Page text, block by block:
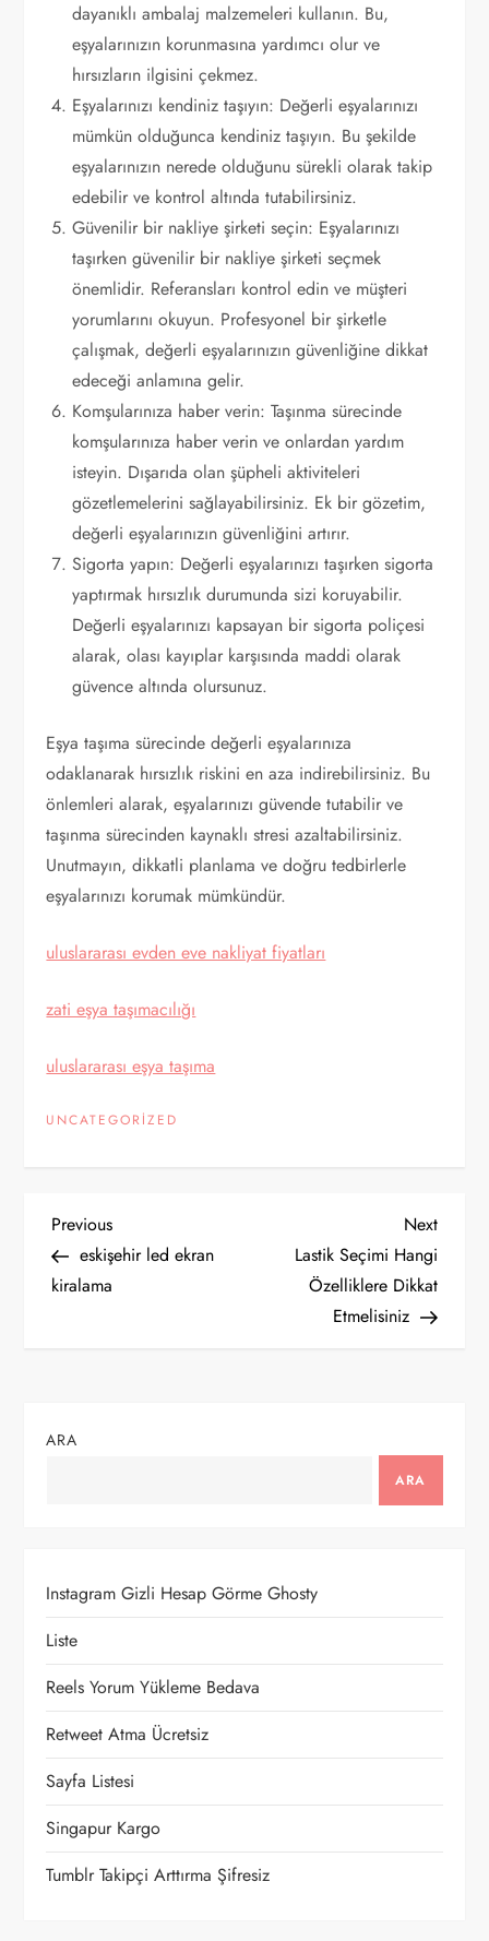
dayanıklı ambalaj malzemeleri kullanın. Bu,
eşyalarınızın korunmasına yardımcı olur ve
hırsızların ilgisini çekmez.
Eşyalarınızı kendiniz taşıyın: Değerli eşyalarınızı
mümkün olduğunca kendiniz taşıyın. Bu şekilde
eşyalarınızın nerede olduğunu sürekli olarak takip
edebilir ve kontrol altında tutabilirsiniz.
Güvenilir bir nakliye şirketi seçin: Eşyalarınızı
taşırken güvenilir bir nakliye şirketi seçmek
önemlidir. Referansları kontrol edin ve müşteri
yorumlarını okuyun. Profesyonel bir şirketle
çalışmak, değerli eşyalarınızın güvenliğine dikkat
edeceği anlamına gelir.
Komşularınıza haber verin: Taşınma sürecinde
komşularınıza haber verin ve onlardan yardım
isteyin. Dışarıda olan şüpheli aktiviteleri
gözetlemelerini sağlayabilirsiniz. Ek bir gözetim,
değerli eşyalarınızın güvenliğini artırır.
Sigorta yapın: Değerli eşyalarınızı taşırken sigorta
yaptırmak hırsızlık durumunda sizi koruyabilir.
Değerli eşyalarınızı kapsayan bir sigorta poliçesi
alarak, olası kayıplar karşısında maddi olarak
güvence altında olursunuz.
Eşya taşıma sürecinde değerli eşyalarınıza
odaklanarak hırsızlık riskini en aza indirebilirsiniz. Bu
önlemleri alarak, eşyalarınızı güvende tutabilir ve
taşınma sürecinden kaynaklı stresi azaltabilirsiniz.
Unutmayın, dikkatli planlama ve doğru tedbirlerle
eşyalarınızı korumak mümkündür.
uluslararası evden eve nakliyat fiyatları
zati eşya taşımacılığı
uluslararası eşya taşıma
UNCATEGORIZED
Y
a
g
i
n
m
e
s
i
Previous
Post
Previous
eskişehir led ekran
kiralama
Next
Post
Next
Lastik Seçimi Hangi
Özelliklere Dikkat
Etmelisiniz
ARA
ARA
Instagram Gizli Hesap Görme Ghosty
Liste
Reels Yorum Yükleme Bedava
Retweet Atma Ücretsiz
Sayfa Listesi
Singapur Kargo
Tumblr Takipçi Arttırma Şifresiz